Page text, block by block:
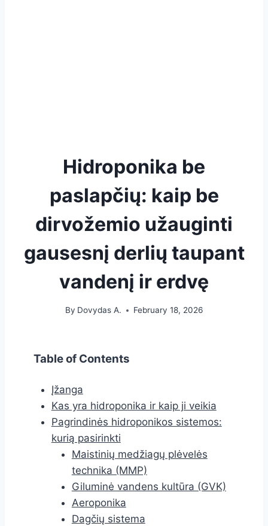
Hidroponika be
paslapčių: kaip be
dirvožemio užauginti
gausesnį derlių taupant
vandenį ir erdvę
By Dovydas A. February 18, 2026
Table of Contents
Įžanga
Kas yra hidroponika ir kaip ji veikia
Pagrindinės hidroponikos sistemos:
kurią pasirinkti
Maistinių medžiagų plėvelės
technika (MMP)
Giluminė vandens kultūra (GVK)
Aeroponika
Dagčių sistema